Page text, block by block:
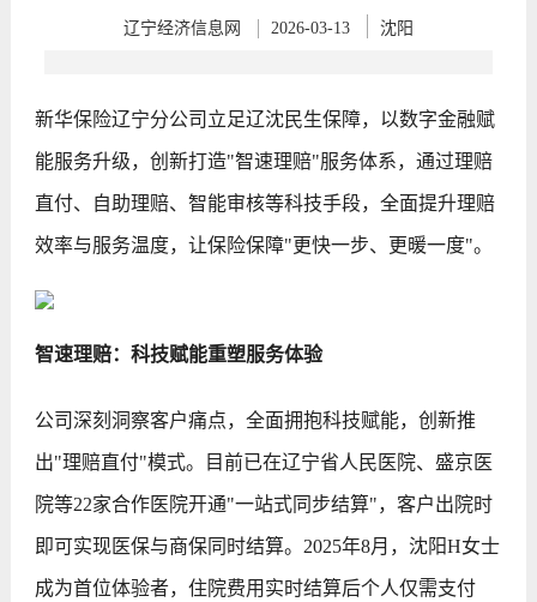
辽宁经济信息网 2026-03-13 沈阳
新华保险辽宁分公司立足辽沈民生保障，以数字金融赋
能服务升级，创新打造"智速理赔"服务体系，通过理赔
直付、自助理赔、智能审核等科技手段，全面提升理赔
效率与服务温度，让保险保障"更快一步、更暖一度"。
智速理赔：科技赋能重塑服务体验
公司深刻洞察客户痛点，全面拥抱科技赋能，创新推
出"理赔直付"模式。目前已在辽宁省人民医院、盛京医
院等22家合作医院开通"一站式同步结算"，客户出院时
即可实现医保与商保同时结算。2025年8月，沈阳H女士
成为首位体验者，住院费用实时结算后个人仅需支付